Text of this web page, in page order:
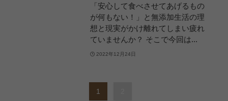
「安心して食べさせてあげるもの
が何もない！」と無添加生活の理
想と現実がかけ離れてしまい疲れ
ていませんか？ そこで今回は...
2022年12月24日
1